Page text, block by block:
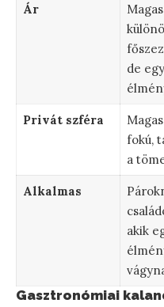
Ár
de
Privát szféra
fokú,
a
Alkalmas
akik
Gasztronómiai